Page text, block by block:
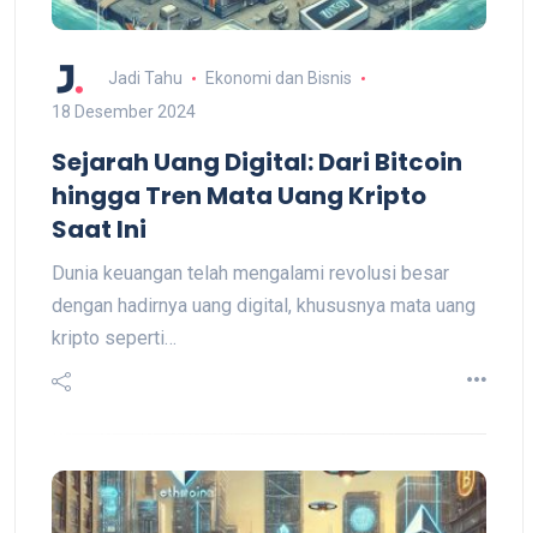
Jadi Tahu
Ekonomi dan Bisnis
18 Desember 2024
Sejarah Uang Digital: Dari Bitcoin
hingga Tren Mata Uang Kripto
Saat Ini
Dunia keuangan telah mengalami revolusi besar
dengan hadirnya uang digital, khususnya mata uang
kripto seperti…